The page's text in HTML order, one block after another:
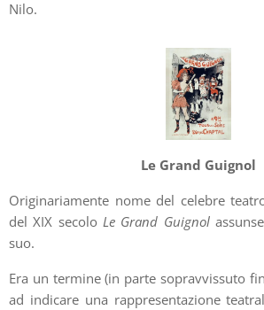
Nilo.
Le Grand Guignol
Originariamente nome del celebre
del XIX secolo Le Grand Guignol
suo.
Era un termine (in parte sopravvissuto
ad indicare una rappresentazione